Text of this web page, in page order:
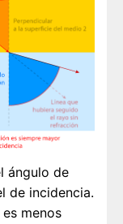
ángulo de
de incidencia.
menos